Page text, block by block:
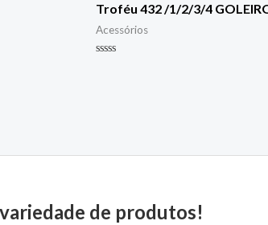
Troféu 432 /1/2/3/4
Acessórios
de produtos!